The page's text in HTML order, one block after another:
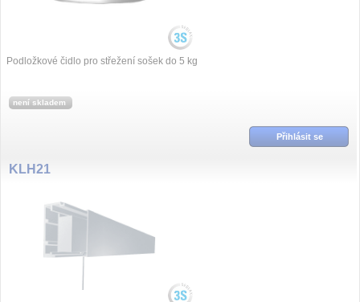
Podložkové čidlo pro střežení sošek do 5 kg
není skladem
Přihlásit se
KLH21